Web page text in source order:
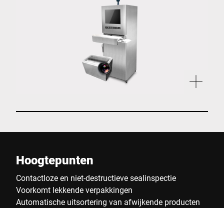
Hoogtepunten
Contactloze en niet-destructieve sealinspectie
Voorkomt lekkende verpakkingen
Automatische uitsortering van afwijkende producten